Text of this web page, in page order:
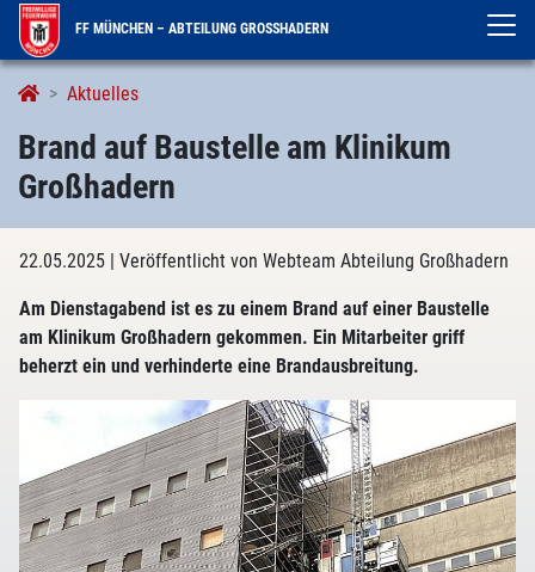
FF MÜNCHEN – ABTEILUNG GROSSHADERN
Aktuelles
Brand auf Baustelle am Klinikum
Großhadern
22.05.2025 | Veröffentlicht von Webteam Abteilung Großhadern
Am Dienstagabend ist es zu einem Brand auf einer Baustelle
am Klinikum Großhadern gekommen. Ein Mitarbeiter griff
beherzt ein und verhinderte eine Brandausbreitung.